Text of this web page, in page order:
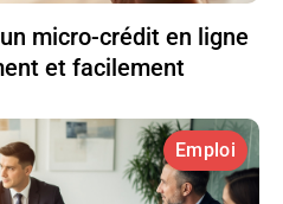
micro-crédit en ligne
et facilement
Emploi